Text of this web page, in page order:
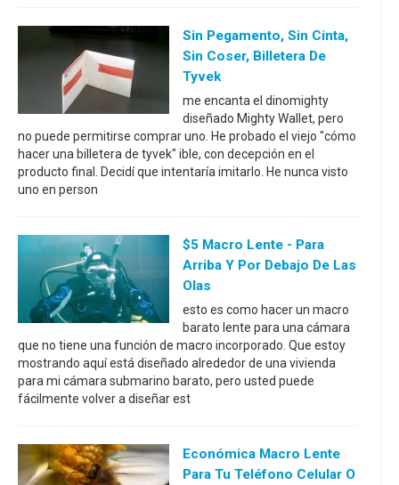
Sin Pegamento, Sin Cinta,
Sin Coser, Billetera De
Tyvek
me encanta el dinomighty
diseñado Mighty Wallet, pero
no puede permitirse comprar uno. He probado el viejo "cómo
hacer una billetera de tyvek" ible, con decepción en el
producto final. Decidí que intentaría imitarlo. He nunca visto
uno en person
$5 Macro Lente - Para
Arriba Y Por Debajo De Las
Olas
esto es como hacer un macro
barato lente para una cámara
que no tiene una función de macro incorporado. Que estoy
mostrando aquí está diseñado alrededor de una vivienda
para mi cámara submarino barato, pero usted puede
fácilmente volver a diseñar est
Económica Macro Lente
Para Tu Teléfono Celular O